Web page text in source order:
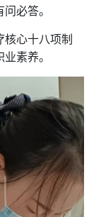
必答。
心十八项制
素养。